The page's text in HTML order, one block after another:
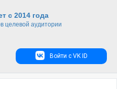
с 2014 года
целевой аудитории
Войти с VK ID